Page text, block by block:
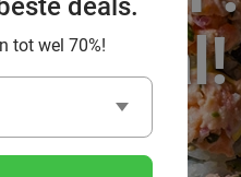
Deal!
deals.
tot wel 70%!